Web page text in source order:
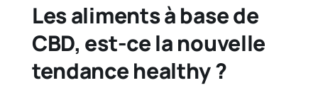
Les aliments à base de
CBD, est-ce la nouvelle
tendance healthy ?